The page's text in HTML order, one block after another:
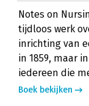
Notes on
tijdloos werk
inrichting van
in 1859, maar
iedereen die
Boek bekijken